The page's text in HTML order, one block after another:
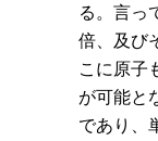
る。言っ
倍、及び
こに原子
が可能と
であり、